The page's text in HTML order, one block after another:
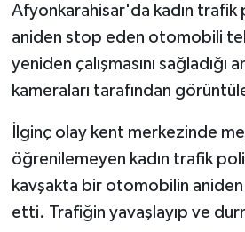
Afyonkarahisar'da kadın trafik
aniden stop eden otomobili
yeniden çalışmasını sağladığı
kameraları tarafından
İlginç olay kent merkezinde
öğrenilemeyen kadın trafik
kavşakta bir otomobilin
etti. Trafiğin yavaşlayıp ve